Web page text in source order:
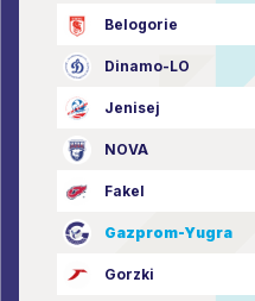
Belogorie
Dinamo-LO
Jenisej
NOVA
Fakel
Gazprom-Yugra
Gorzki